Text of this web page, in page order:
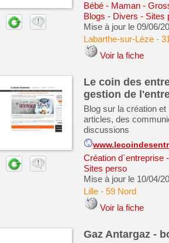
Bébé - Maman -
Blogs - Divers - Sites
Mise à jour le 09/06/
Labarthe-sur-Lèze-
Voir la fiche
Le coin des
gestion de
Blog sur la création
articles, des
discussions
Création d´entreprise
Sites perso
Mise à jour le 10/04/
Lille- 59 Nord
Voir la fiche
Gaz Antargaz -